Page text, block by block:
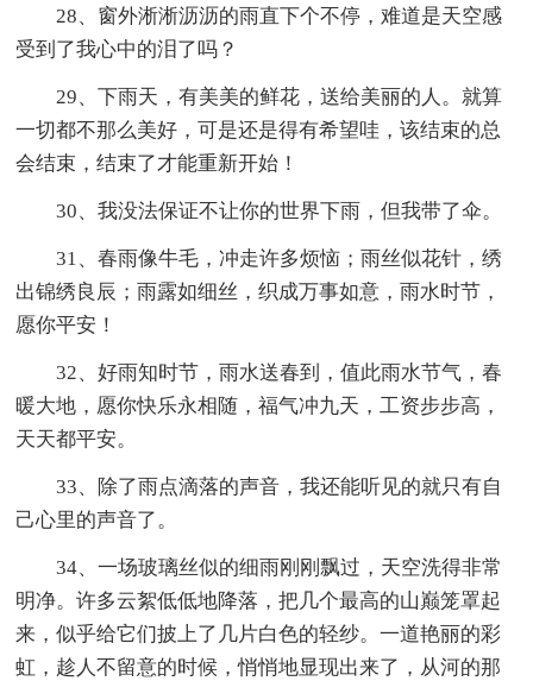
28、窗外淅淅沥沥的雨直下个不停，难道是天空感
受到了我心中的泪了吗？
29、下雨天，有美美的鲜花，送给美丽的人。就算
一切都不那么美好，可是还是得有希望哇，该结束的总
会结束，结束了才能重新开始！
30、我没法保证不让你的世界下雨，但我带了伞。
31、春雨像牛毛，冲走许多烦恼；雨丝似花针，绣
出锦绣良辰；雨露如细丝，织成万事如意，雨水时节，
愿你平安！
32、好雨知时节，雨水送春到，值此雨水节气，春
暖大地，愿你快乐永相随，福气冲九天，工资步步高，
天天都平安。
33、除了雨点滴落的声音，我还能听见的就只有自
己心里的声音了。
34、一场玻璃丝似的细雨刚刚飘过，天空洗得非常
明净。许多云絮低低地降落，把几个最高的山巅笼罩起
来，似乎给它们披上了几片白色的轻纱。一道艳丽的彩
虹，趁人不留意的时候，悄悄地显现出来了，从河的那